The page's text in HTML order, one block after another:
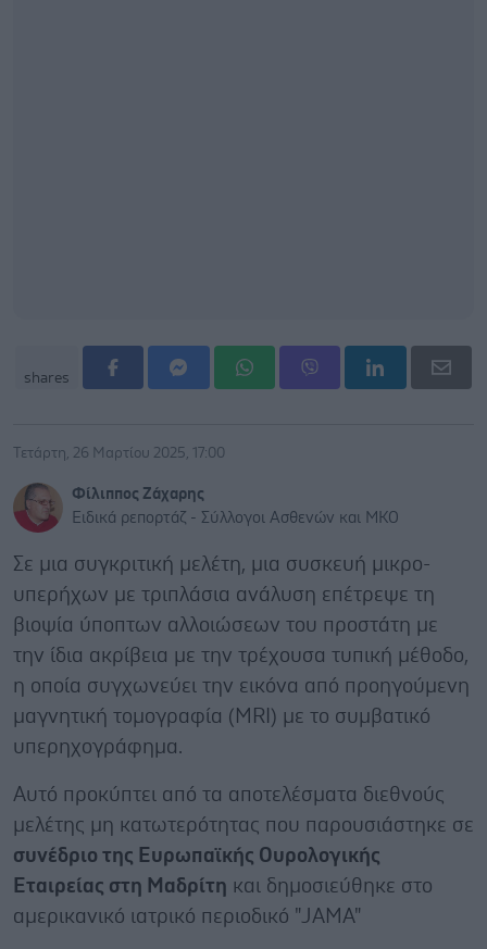
shares
Τετάρτη, 26 Μαρτίου 2025, 17:00
Φίλιππος Ζάχαρης
Ειδικά ρεπορτάζ - Σύλλογοι Ασθενών και ΜΚΟ
Σε μια συγκριτική μελέτη, μια συσκευή μικρο-
υπερήχων με τριπλάσια ανάλυση επέτρεψε τη
βιοψία ύποπτων αλλοιώσεων του προστάτη με
την ίδια ακρίβεια με την τρέχουσα τυπική μέθοδο,
η οποία συγχωνεύει την εικόνα από προηγούμενη
μαγνητική τομογραφία (MRI) με τo συμβατικό
υπερηχογράφημα.
Αυτό προκύπτει από τα αποτελέσματα διεθνούς
μελέτης μη κατωτερότητας που παρουσιάστηκε σε
συνέδριο της Ευρωπαϊκής Ουρολογικής
Εταιρείας στη Μαδρίτη και δημοσιεύθηκε στο
αμερικανικό ιατρικό περιοδικό "JAMA"